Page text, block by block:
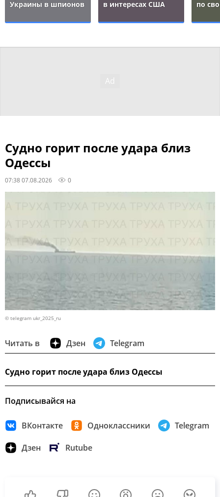
Украины в шпионов
в интересах США
по
Судно горит после удара близ
Одессы
07:38 07.08.2026 0
© telegram ukr_2025_ru
Читать в Дзен Telegram
Судно горит после удара близ Одессы
Подписывайся на
ВКонтакте Одноклассники Telegram
Дзен Rutube